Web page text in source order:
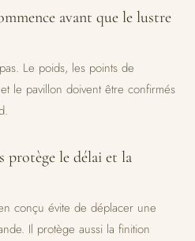
avant que le lustre
Le poids, les points de
le pavillon doivent être confirmés
protège le délai et la
conçu évite de déplacer une
Il protège aussi la finition